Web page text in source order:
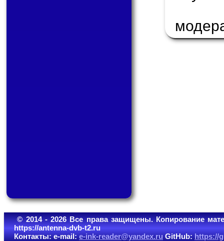
© 2014 - 2026 Все права защищены. Копирование
https://antenna-dvb-t2.ru
Контакты: e-mail:e-ink-reader@yandex.ruGitHub:https://